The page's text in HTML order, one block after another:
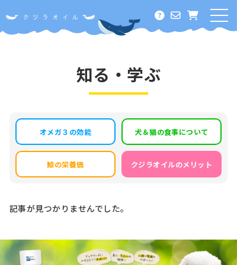
ホーム
クジラオイルに期待できること
酸化に負けない！その秘密
料金・定期コース
オメガ３の効能
鯨の栄養価
知る・学ぶ
オメガ３の効能 犬＆猫の食事について
鯨の栄養価 クジラオイルのメリット
記事が見つかりませんでした。